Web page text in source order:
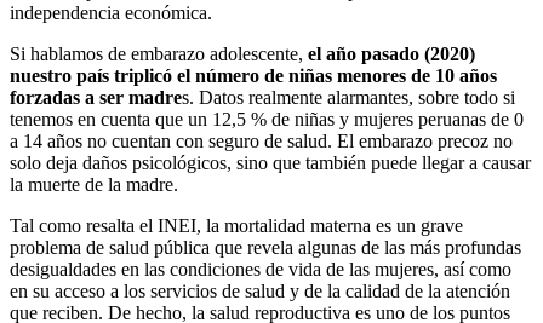
independencia económica.
Si hablamos de embarazo adolescente, el año pasado (2020)
nuestro país triplicó el número de niñas menores de 10 años
forzadas a ser madres. Datos realmente alarmantes, sobre todo si
tenemos en cuenta que un 12,5 % de niñas y mujeres peruanas de 0
a 14 años no cuentan con seguro de salud. El embarazo precoz no
solo deja daños psicológicos, sino que también puede llegar a causar
la muerte de la madre.
Tal como resalta el INEI, la mortalidad materna es un grave
problema de salud pública que revela algunas de las más profundas
desigualdades en las condiciones de vida de las mujeres, así como
en su acceso a los servicios de salud y de la calidad de la atención
que reciben. De hecho, la salud reproductiva es uno de los puntos